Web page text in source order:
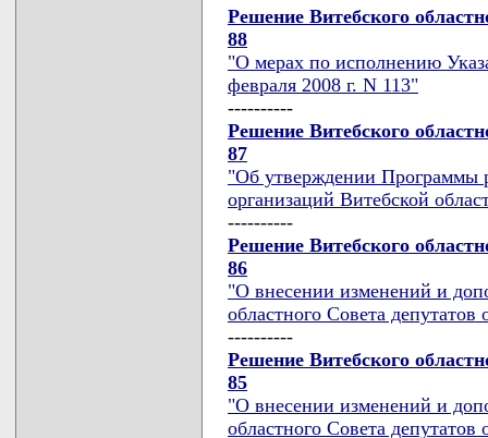
Решение Витебского
88
"О мерах по исполнению
февраля 2008 г. N 113"
----------
Решение Витебского
87
"Об утверждении Программы
организаций Витебской
----------
Решение Витебского
86
"О внесении изменений и
областного Совета
----------
Решение Витебского
85
"О внесении изменений и
областного Совета